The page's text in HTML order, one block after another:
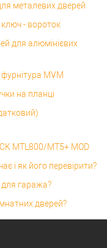
металевих дверей
ключ - вороток
для алюмінієвих
MVM
на планці
MTL800/MT5+ MOD
і як його перевірити?
для гаража?
дверей?